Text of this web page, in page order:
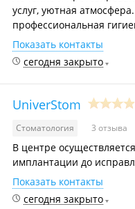
услуг, уютная
профессиональная
Показать контакты
сегодня закрыто
UniverStom
Стоматология 3 отзыва
В центре
имплантации до
Показать контакты
сегодня закрыто